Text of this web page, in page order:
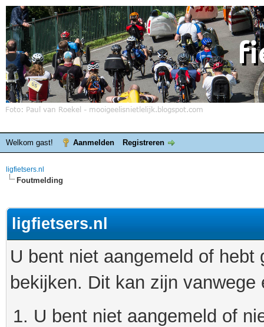
Welkom gast! Aanmelden Registreren
ligfietsers.nl
Foutmelding
ligfietsers.nl
U bent niet aangemeld of
bekijken. Dit kan zijn
U bent niet aangemeld of